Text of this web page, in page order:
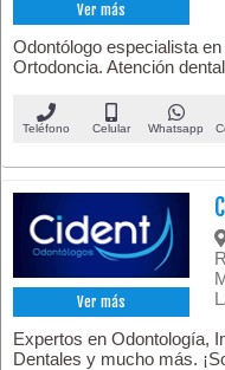
Ver más
Odontólogo especialista
Ortodoncia. Atención
Teléfono Celular Whatsapp
Ver más
Expertos en Odontología,
Dentales y mucho más.